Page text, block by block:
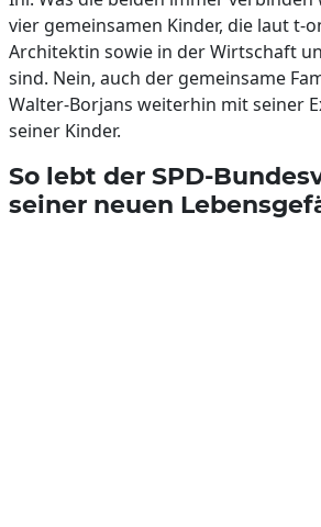
vier gemeinsamen Kinder, die laut t-
Architektin sowie in der Wirtschaft
sind. Nein, auch der gemeinsame
Walter-Borjans weiterhin mit seiner
seiner Kinder.
So lebt der SPD-
seiner neuen